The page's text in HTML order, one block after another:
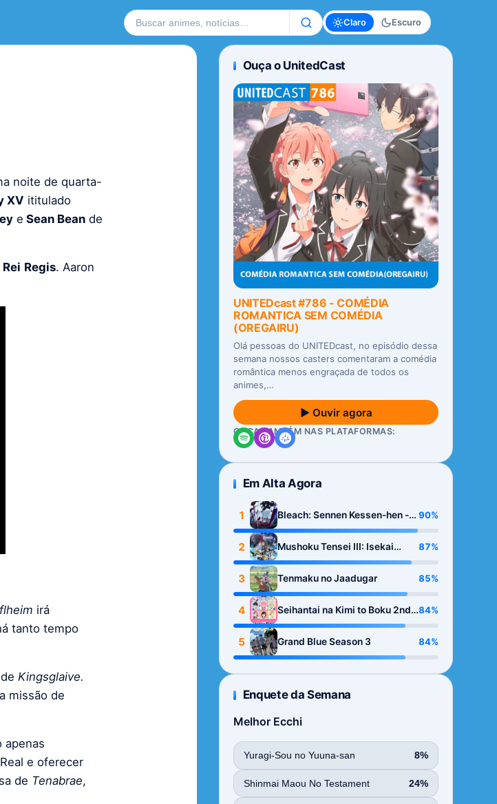
Buscar no site Claro Escuro
noite de quarta-
XV ititulado
e Sean Bean de
Rei Regis. Aaron
irá
tanto tempo
Kingsglaive.
missão de
apenas
e oferecer
de Tenabrae,
Ouça o UnitedCast
UNITEDcast #786 - COMÉDIA
ROMANTICA SEM COMÉDIA
(OREGAIRU)
Olá pessoas do UNITEDcast, no episódio dessa
semana nossos casters comentaram a comédia
romântica menos engraçada de todos os
animes,…
▶ Ouvir agora
OUÇA TAMBÉM NAS PLATAFORMAS:
Em Alta Agora
1
Bleach: Sennen Kessen-hen -
Kashin-tan
90%
2
Mushoku Tensei III: Isekai
Ittara Honki Dasu
87%
3 Tenmaku no Jaadugar 85%
4
Seihantai na Kimi to Boku 2nd
Season
84%
5 Grand Blue Season 3 84%
Enquete da Semana
Melhor Ecchi
Yuragi-Sou no Yuuna-san 8%
Shinmai Maou No Testament 24%